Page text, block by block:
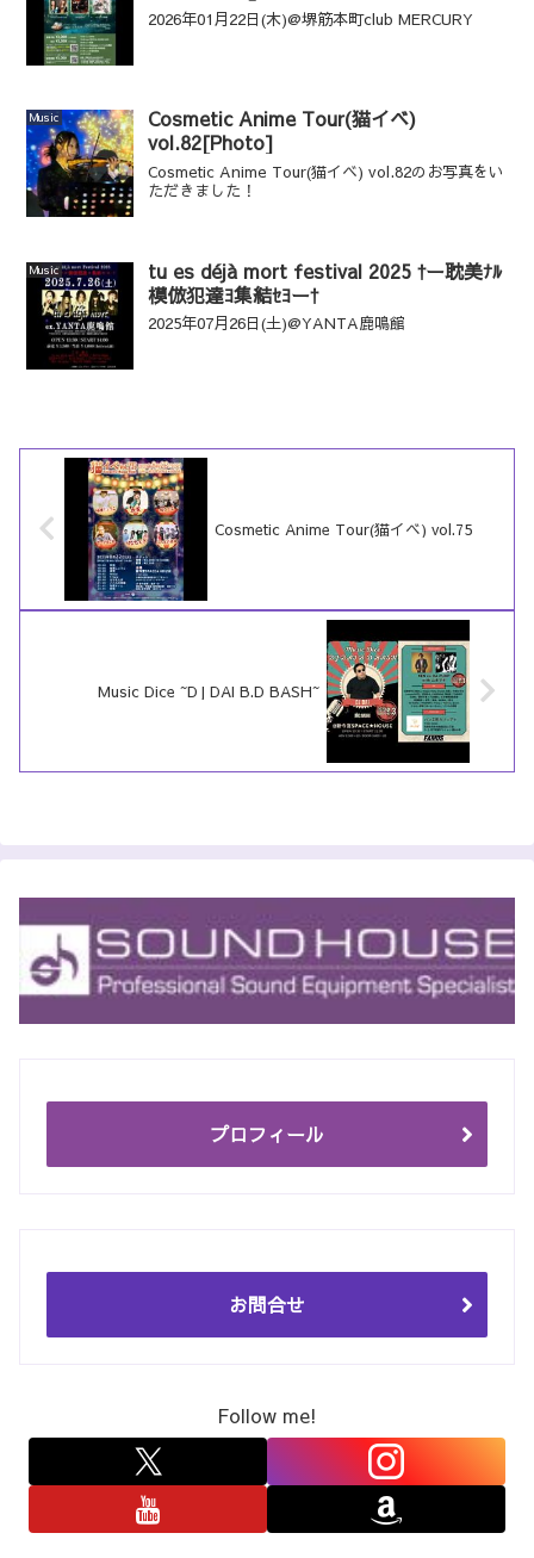
2026年01月22日(木)@堺筋本町club MERCURY
Music
Cosmetic Anime Tour(猫イベ)
vol.82[Photo]
Cosmetic Anime Tour(猫イベ) vol.82のお写真をい
ただきました！
Music
tu es déjà mort festival 2025 †ー耽美ﾅﾙ
模倣犯達ﾖ集結ｾﾖー†
2025年07月26日(土)@YANTA鹿鳴館
Cosmetic Anime Tour(猫イベ) vol.75
Music Dice ~DJ DAI B.D BASH~
プロフィール
お問合せ
Follow me!